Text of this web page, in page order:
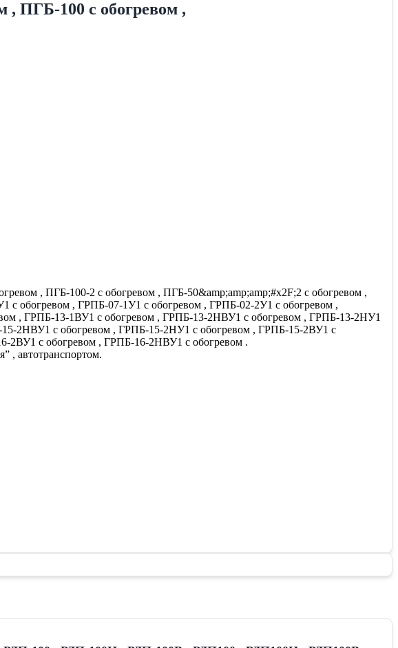
, ПГБ-100 с обогревом ,
, ПГБ-100-2 с обогревом , ПГБ-50&amp;amp;amp;#x2F;2 с обогревом ,
с обогревом , ГРПБ-07-1У1 с обогревом , ГРПБ-02-2У1 с обогревом ,
, ГРПБ-13-1ВУ1 с обогревом , ГРПБ-13-2НВУ1 с обогревом , ГРПБ-13-2НУ1
2НВУ1 с обогревом , ГРПБ-15-2НУ1 с обогревом , ГРПБ-15-2ВУ1 с
2ВУ1 с обогревом , ГРПБ-16-2НВУ1 с обогревом .
, автотранспортом.